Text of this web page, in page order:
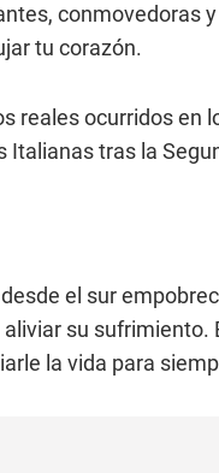
conmovedoras
tu corazón.
reales ocurridos en
Italianas tras la
el sur
su sufrimiento.
la vida para